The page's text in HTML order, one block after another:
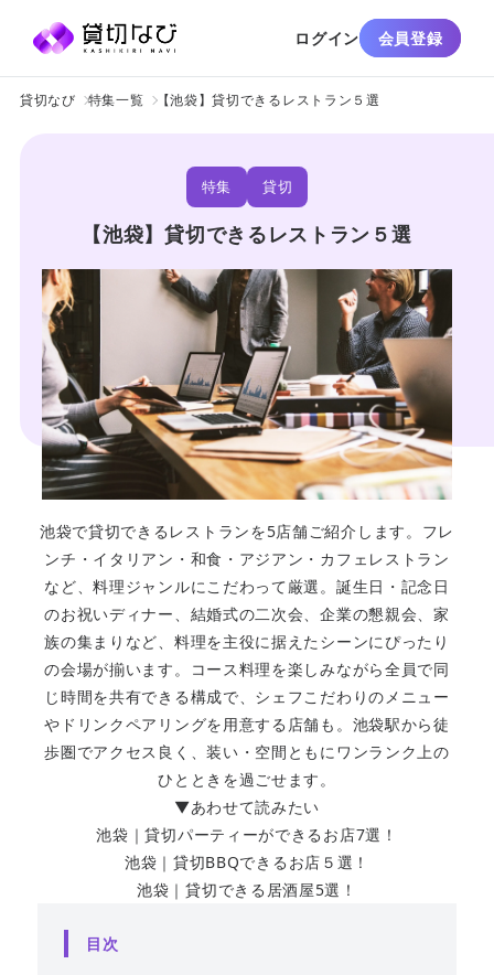
ログイン 会員登録
貸切なび 特集一覧 【池袋】貸切できるレストラン５選
特集 貸切
【池袋】貸切できるレストラン５選
池袋で貸切できるレストランを5店舗ご紹介します。フレ
ンチ・イタリアン・和食・アジアン・カフェレストラン
など、料理ジャンルにこだわって厳選。誕生日・記念日
のお祝いディナー、結婚式の二次会、企業の懇親会、家
族の集まりなど、料理を主役に据えたシーンにぴったり
の会場が揃います。コース料理を楽しみながら全員で同
じ時間を共有できる構成で、シェフこだわりのメニュー
やドリンクペアリングを用意する店舗も。池袋駅から徒
歩圏でアクセス良く、装い・空間ともにワンランク上の
ひとときを過ごせます。
▼あわせて読みたい
池袋｜貸切パーティーができるお店7選！
池袋｜貸切BBQできるお店５選！
池袋｜貸切できる居酒屋5選！
目次